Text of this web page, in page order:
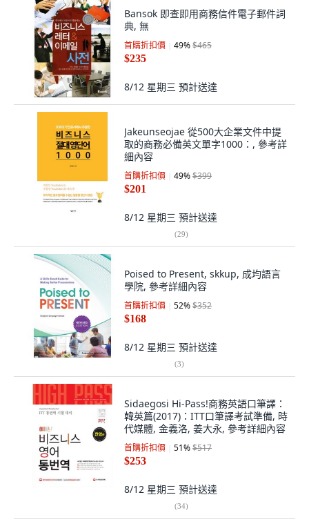
Bansok 即查即用商務信件電子郵件詞
典, 無
首購折扣價 49%$465
$235
8/12 星期三 預計送達
Jakeunseojae 從500大企業文件中提
取的商務必備英文單字1000：, 參考詳
細內容
首購折扣價 49%$399
$201
8/12 星期三 預計送達
(29)
Poised to Present, skkup, 成均語言
學院, 參考詳細內容
首購折扣價 52%$352
$168
8/12 星期三 預計送達
(3)
Sidaegosi Hi-Pass!商務英語口筆譯：
韓英篇(2017)：ITT口筆譯考試準備, 時
代媒體, 金義洛, 姜大永, 參考詳細內容
首購折扣價 51%$517
$253
8/12 星期三 預計送達
(34)